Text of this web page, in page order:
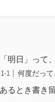
「明日」って
何度だっ
あるとき書き